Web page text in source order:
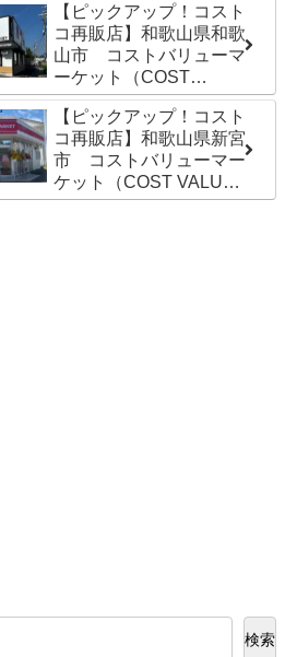
【ピックアップ！コスト
コ再販店】和歌山県和歌
山市 コストバリューマ
ーケット（COST
VALUE MARKET）島崎
店
【ピックアップ！コスト
コ再販店】和歌山県新宮
市 コストバリューマー
ケット（COST VALUE
MARKET）新宮店
検索